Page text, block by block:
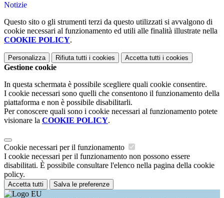
Notizie
Questo sito o gli strumenti terzi da questo utilizzati si avvalgono di
cookie necessari al funzionamento ed utili alle finalità illustrate nella
COOKIE POLICY.
Personalizza Rifiuta tutti i cookies Accetta tutti i cookies
Gestione cookie
In questa schermata è possibile scegliere quali cookie consentire.
I cookie necessari sono quelli che consentono il funzionamento della
piattaforma e non è possibile disabilitarli.
Per conoscere quali sono i cookie necessari al funzionamento potete
visionare la COOKIE POLICY.
Cookie necessari per il funzionamento
I cookie necessari per il funzionamento non possono essere
disabilitati. È possibile consultare l'elenco nella pagina della cookie
policy.
Accetta tutti Salva le preferenze